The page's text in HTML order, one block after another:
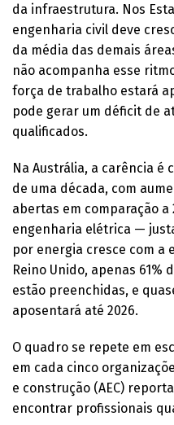
da infraestrutura. Nos
engenharia civil deve
da média das demais
não acompanha esse
força de trabalho estará
pode gerar um déficit de
qualificados.
Na Austrália, a carência é
de uma década, com
abertas em comparação a
engenharia elétrica —
por energia cresce com a
Reino Unido, apenas 61%
estão preenchidas, e
aposentará até 2026.
O quadro se repete em
em cada cinco
e construção (AEC)
encontrar profissionais